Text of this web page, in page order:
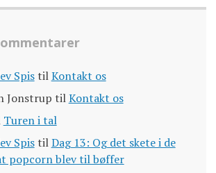
SpistilKontakt os
Jonstrup tilKontakt os
Turen i tal
SpistilDag 13: Og det skete i de
popcorn blev til bøffer